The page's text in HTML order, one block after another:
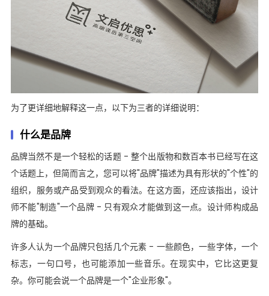
为了更详细地解释这一点，以下为三者的详细说明：
什么是品牌
品牌当然不是一个轻松的话题 - 整个出版物和数百本书已经写在这
个话题上，但简而言之，您可以将"品牌"描述为具有形状的"个性"的
组织，服务或产品受到观众的看法。在这方面，还应该指出，设计
师不能"制造"一个品牌 - 只有观众才能做到这一点。设计师构成品
牌的基础。
许多人认为一个品牌只包括几个元素 - 一些颜色，一些字体，一个
标志，一句口号，也可能添加一些音乐。在现实中，它比这更复
杂。你可能会说一个品牌是一个"企业形象"。